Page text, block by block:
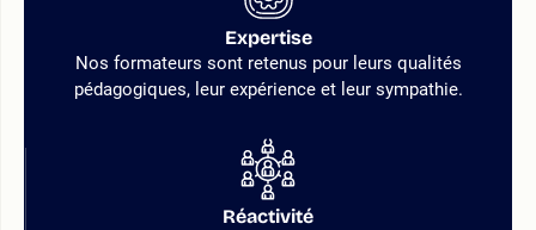
Expertise
Nos formateurs sont retenus pour leurs qualités
pédagogiques, leur expérience et leur sympathie.
Réactivité